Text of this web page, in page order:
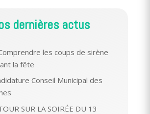
dernières actus
les coups de sirène
la fête
Conseil Municipal des
SUR LA SOIRÉE DU 13